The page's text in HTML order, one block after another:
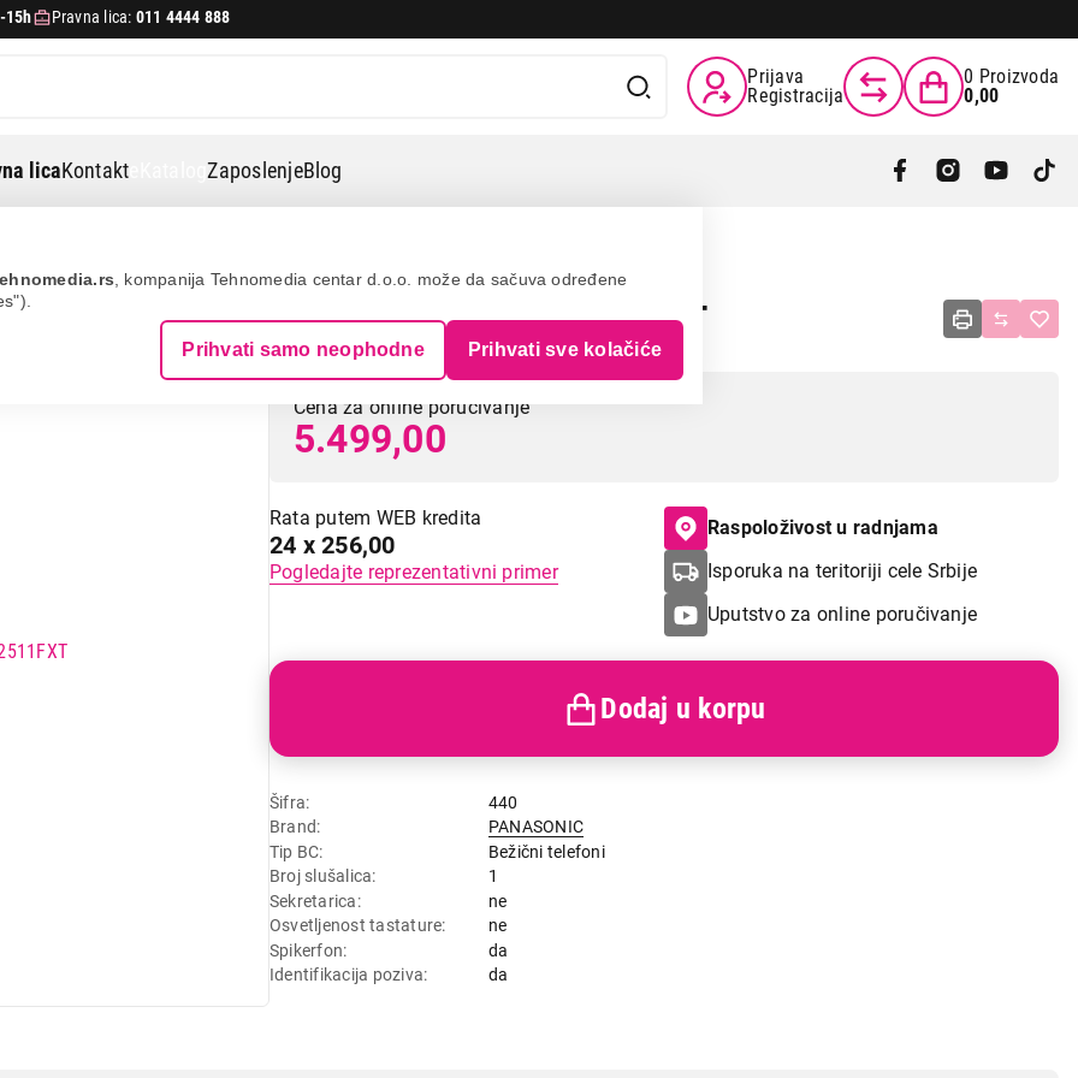
, kompanija Tehnomedia centar d.o.o. može da sačuva određene
Prihvati samo neophodne Prihvati sve kolačiće
15h Pravna lica: 011 4444 888
Prijava
Registracija
0 Proizvoda
0,00
licaKontakt eKatalogZaposlenjeBlog
PANASONIC KX-TG2511FXT
Cena za online poručivanje
5.499,00
Rata putem WEB kredita
24 x 256,00
Pogledajte reprezentativni primer
Raspoloživost u radnjama
Isporuka na teritoriji cele Srbije
Uputstvo za online poručivanje
Šifra
440
Brand
PANASONIC
Tip BC
Bežični telefoni
Broj slušalica
1
Sekretarica
ne
Osvetljenost tastature
ne
Spikerfon
da
Identifikacija poziva
da
Dodaj u korpu